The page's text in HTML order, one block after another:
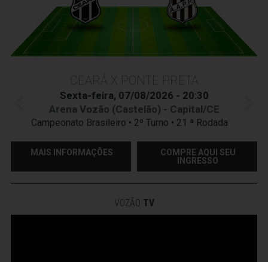
CEARÁ X PONTE PRETA
Sexta-feira, 07/08/2026 - 20:30
Arena Vozão (Castelão) - Capital/CE
Campeonato Brasileiro • 2º Turno • 21 ª Rodada
MAIS INFORMAÇÕES
COMPRE AQUI SEU
INGRESSO
VOZÃO TV